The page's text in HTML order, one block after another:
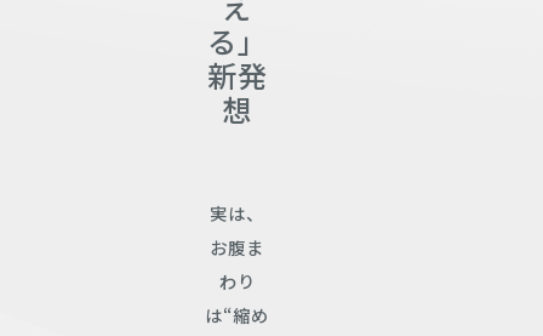
る」
新発
想
実は、
お腹ま
わり
は“縮め